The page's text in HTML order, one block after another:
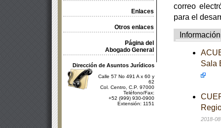
Enlaces
Otros enlaces
Página del
Abogado General
Dirección de Asuntos Jurídicos
Calle 57 No 491 A x 60 y
62
Col. Centro, C.P. 97000
Teléfono/Fax:
+52 (999) 930-0900
Extensión: 1151
correo
para el
Información
Sala
2018-